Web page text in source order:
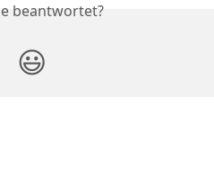
beantwortet?
😃